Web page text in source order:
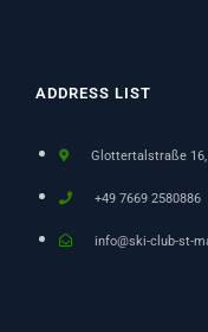
ADDRESS LIST
Glottertalstraße
+49 7669 2580886
info@ski-club-st-